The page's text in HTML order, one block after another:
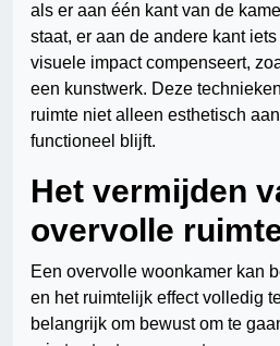
als er aan één kant van de
staat, er aan de andere kant
visuele impact compenseert,
een kunstwerk. Deze
ruimte niet alleen esthetisch
functioneel blijft.
Het vermijden
overvolle
Een overvolle woonkamer kan
en het ruimtelijk effect volledig
belangrijk om bewust om te